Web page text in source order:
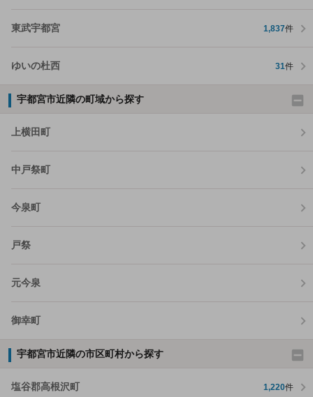
東武宇都宮 1,837件
ゆいの杜西 31件
宇都宮市近隣の町域から探す
上横田町
中戸祭町
今泉町
戸祭
元今泉
御幸町
宇都宮市近隣の市区町村から探す
塩谷郡高根沢町 1,220件